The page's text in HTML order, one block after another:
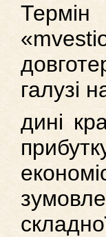
Термін
галузі
дині